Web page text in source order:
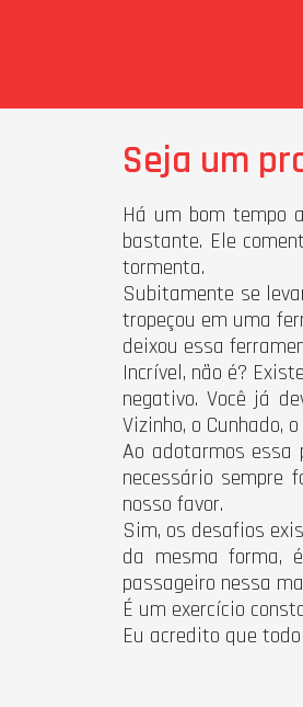
Seja um
Há um bom tempo
bastante. Ele
tormenta.
Subitamente se
tropeçou em uma
deixou essa
Incrível, não é?
negativo. Você já
Vizinho, o Cunhado,
Ao adotarmos essa
necessário sempre
nosso favor.
Sim, os desafios
da mesma forma,
passageiro nessa
É um exercício
Eu acredito que